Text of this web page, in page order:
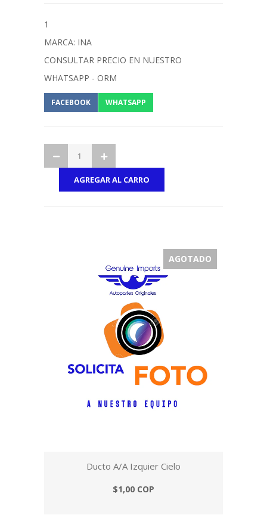
1
MARCA: INA
CONSULTAR PRECIO EN NUESTRO
WHATSAPP - ORM
FACEBOOK WHATSAPP
AGOTADO
Ducto A/A Izquier Cielo
$1,00 COP